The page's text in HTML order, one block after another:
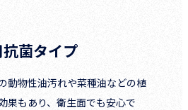
菌タイプ
動物性油汚れや菜種油などの植
果もあり、衛生面でも安心で